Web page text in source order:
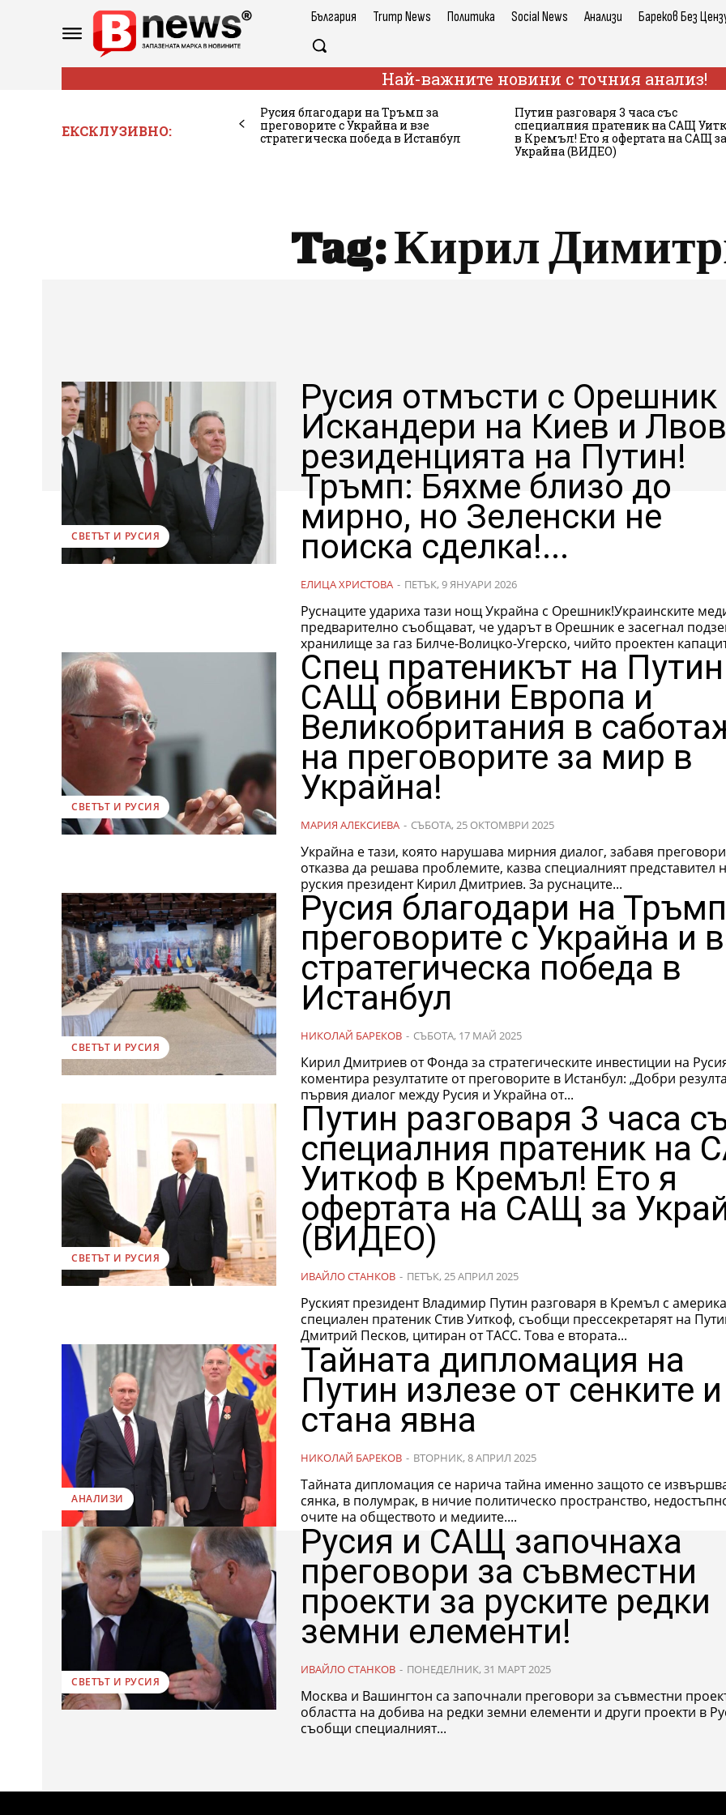
България Trump News Политика Social News Анализи Бареков Без
Най-важните новини с точния анализ!
ЕКСКЛУЗИВНО:
Русия благодари на Тръмп за
преговорите с Украйна и взе
стратегическа победа в Истанбул
Путин разговаря 3 часа със
специалния пратеник на САЩ
в Кремъл! Ето я офертата на САЩ за
Украйна (ВИДЕО)
Tag:Кирил
СВЕТЪТ И РУСИЯ
Русия отмъсти с Орешник
Искандери на Киев и
резиденцията на Путин!
Тръмп: Бяхме близо до
мирно, но Зеленски не
поиска сделка!...
ЕЛИЦА ХРИСТОВА - ПЕТЪК, 9 ЯНУАРИ 2026
Руснаците удариха тази нощ Украйна с Орешник!Украинските
предварително съобщават, че ударът в Орешник е засегнал
хранилище за газ Билче-Волицко-Угерско, чийто проектен
СВЕТЪТ И РУСИЯ
Спец пратеникът на
САЩ обвини Европа и
Великобритания в
на преговорите за мир в
Украйна!
МАРИЯ АЛЕКСИЕВА - СЪБОТА, 25 ОКТОМВРИ 2025
Украйна е тази, която нарушава мирния диалог, забавя
отказва да решава проблемите, казва специалният представител
руския президент Кирил Дмитриев. За руснаците...
СВЕТЪТ И РУСИЯ
Русия благодари на
преговорите с Украйна и
стратегическа победа в
Истанбул
НИКОЛАЙ БАРЕКОВ - СЪБОТА, 17 МАЙ 2025
Кирил Дмитриев от Фонда за стратегическите инвестиции на
коментира резултатите от преговорите в Истанбул: „Добри резултати от
първия диалог между Русия и Украйна от...
СВЕТЪТ И РУСИЯ
Путин разговаря 3 часа
специалния пратеник на
Уиткоф в Кремъл! Ето я
офертата на САЩ за
(ВИДЕО)
ИВАЙЛО СТАНКОВ - ПЕТЪК, 25 АПРИЛ 2025
Руският президент Владимир Путин разговаря в Кремъл с
специален пратеник Стив Уиткоф, съобщи прессекретарят на
Дмитрий Песков, цитиран от ТАСС. Това е втората...
АНАЛИЗИ
Тайната дипломация на
Путин излезе от сенките и
стана явна
НИКОЛАЙ БАРЕКОВ - ВТОРНИК, 8 АПРИЛ 2025
Тайната дипломация се нарича тайна именно защото се
сянка, в полумрак, в ничие политическо пространство,
очите на обществото и медиите....
СВЕТЪТ И РУСИЯ
Русия и САЩ започнаха
преговори за съвместни
проекти за руските редки
земни елементи!
ИВАЙЛО СТАНКОВ - ПОНЕДЕЛНИК, 31 МАРТ 2025
Москва и Вашингтон са започнали преговори за съвместни
областта на добива на редки земни елементи и други проекти в
съобщи специалният...